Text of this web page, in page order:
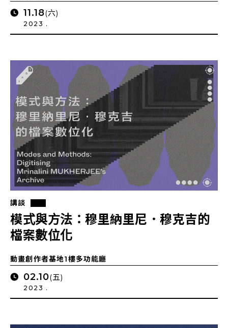
11.18(六)
2023 .
講談
模式與方法：穆里納里尼．穆克吉的
檔案數位化
動畫創作者基地1樓多功能廳
02.10(五)
2023 .